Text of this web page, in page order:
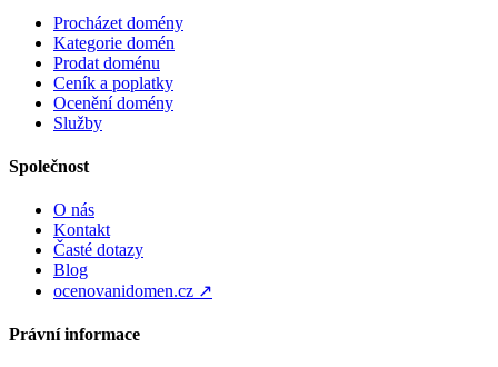
Procházet domény
Kategorie domén
Prodat doménu
Ceník a poplatky
Ocenění domény
Služby
Společnost
O nás
Kontakt
Časté dotazy
Blog
ocenovanidomen.cz ↗
Právní informace